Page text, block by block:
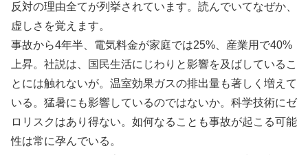
反対の理由全てが列挙されています。読んでいてなぜか、
虚しさを覚えます。
事故から4年半、電気料金が家庭では25%、産業用で40%
上昇。社説は、国民生活にじわりと影響を及ばしているこ
とには触れないが。温室効果ガスの排出量も著しく増えて
いる。猛暑にも影響しているのではないか。科学技術にゼ
ロリスクはあり得ない。如何なることも事故が起こる可能
性は常に孕んでいる。